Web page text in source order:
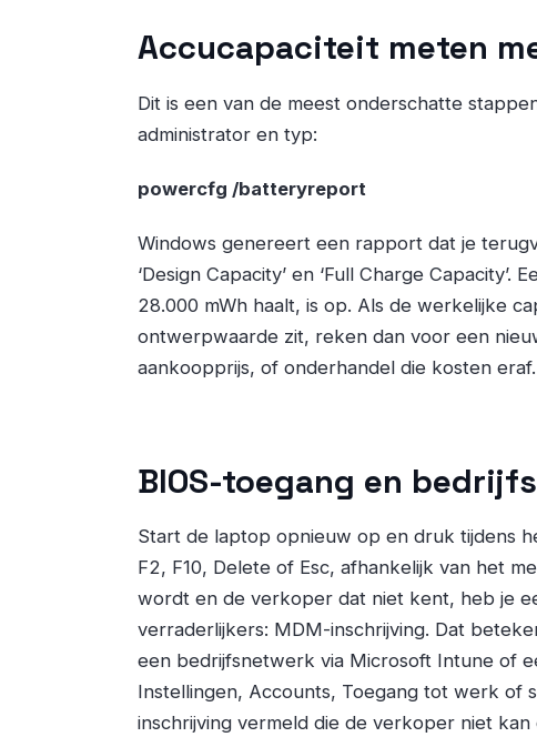
Accucapaciteit meten
Dit is een van de meest onderschatte
administrator en typ:
powercfg /batteryreport
Windows genereert een rapport dat je
‘Design Capacity’ en ‘Full Charge Capacity’.
28.000 mWh haalt, is op. Als de werkelijke
ontwerpwaarde zit, reken dan voor een
aankoopprijs, of onderhandel die kosten eraf.
BIOS-toegang en
Start de laptop opnieuw op en druk tijdens
F2, F10, Delete of Esc, afhankelijk van het
wordt en de verkoper dat niet kent, heb je
verraderlijkers: MDM-inschrijving. Dat
een bedrijfsnetwerk via Microsoft Intune of
Instellingen, Accounts, Toegang tot werk of
inschrijving vermeld die de verkoper niet